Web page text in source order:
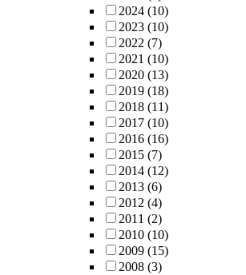
2024 (10)
2023 (10)
2022 (7)
2021 (10)
2020 (13)
2019 (18)
2018 (11)
2017 (10)
2016 (16)
2015 (7)
2014 (12)
2013 (6)
2012 (4)
2011 (2)
2010 (10)
2009 (15)
2008 (3)